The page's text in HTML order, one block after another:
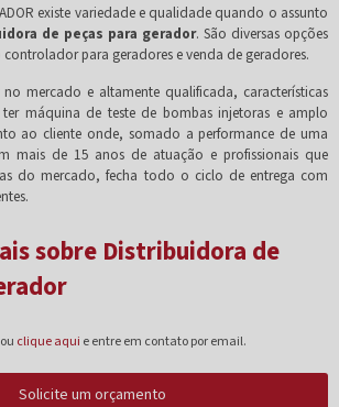
existe variedade e qualidade quando o assunto
de peças para gerador. São diversas opções
para geradores e venda de geradores.
mercado e altamente qualificada, características
ter máquina de teste de bombas injetoras e amplo
ao cliente onde, somado a performance de uma
mais de 15 anos de atuação e profissionais que
do mercado, fecha todo o ciclo de entrega com
sobre Distribuidora de
ou clique aqui e entre em contato por email.
Solicite um orçamento